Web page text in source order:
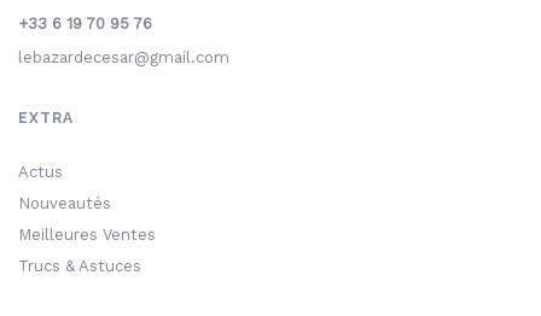
+33 6 19 70 95 76
lebazardecesar@gmail.com
EXTRA
Actus
Nouveautés
Meilleures Ventes
Trucs & Astuces